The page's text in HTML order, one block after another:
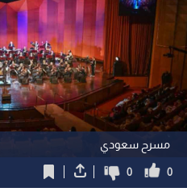
مسرح سعودي
0
0